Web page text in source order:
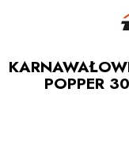
POPPER